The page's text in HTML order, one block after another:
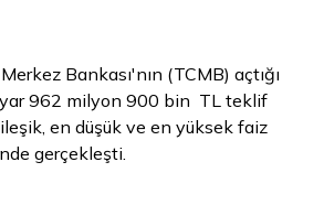
Bankası'nın (TCMB) açtığı
962 milyon 900 bin TL teklif
en düşük ve en yüksek faiz
gerçekleşti.